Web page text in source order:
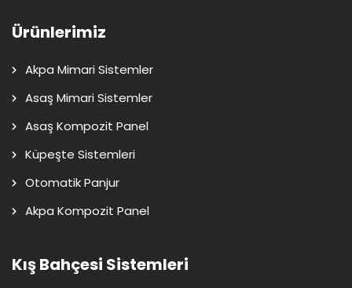
Ürünlerimiz
Akpa Mimari Sistemler
Asaş Mimari Sistemler
Asaş Kompozit Panel
Küpeşte Sistemleri
Otomatik Panjur
Akpa Kompozit Panel
Kış Bahçesi Sistemleri